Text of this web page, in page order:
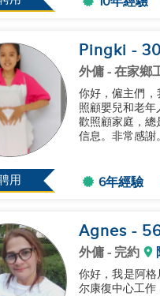
用
Pingki - 30
外傭 - 在家鄉
你好，僱主們
照顧嬰兒和老
歡照顧家庭，總
信息。非常感謝
6年經驗
Agnes -
外傭 - 完約
你好，我是阿
尔康復中心工